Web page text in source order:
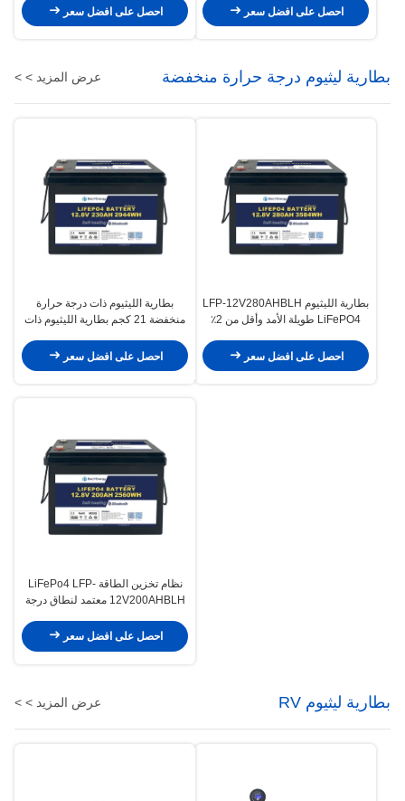
احصل على افضل سعر
المنزلي 48 فولت خارج الشبكة
احصل على افضل سعر
بطارية ليثيوم درجة حرارة منخفضة عرض المزيد > >
بطارية الليثيوم LFP-12V280AHBLH
LiFePO4 طويلة الأمد وأقل من 2٪
احصل على افضل سعر
بطارية الليثيوم ذات درجة حرارة
منخفضة 21 كجم بطارية الليثيوم ذات
12V230AHBLH شحن -30-60 درجة
مئوية الخلايا المرسومة
احصل على افضل سعر
نظام تخزين الطاقة LiFePo4 LFP-
12V200AHBLH معتمد لنطاق درجة
درجة مئوية
احصل على افضل سعر
بطارية ليثيوم RV عرض المزيد > >